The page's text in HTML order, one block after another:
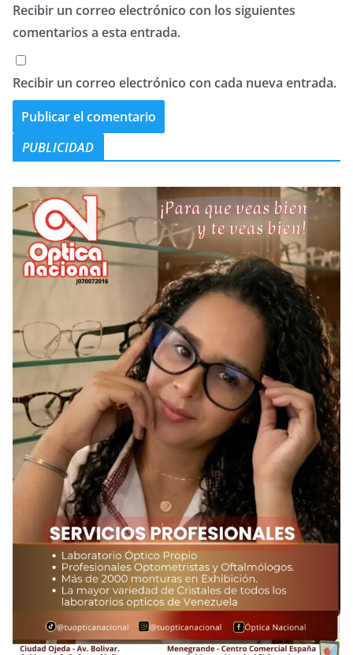
Recibir un correo electrónico con los siguientes
comentarios a esta entrada.
Recibir un correo electrónico con cada nueva entrada.
PUBLICIDAD